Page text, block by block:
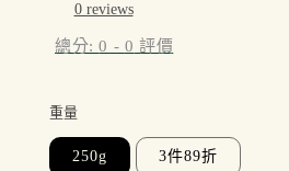
0 reviews
總分:0 - 0 評價
重量
250g 3件89折